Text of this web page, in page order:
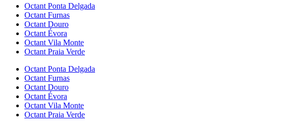
Octant Ponta Delgada
Octant Furnas
Octant Douro
Octant Évora
Octant Vila Monte
Octant Praia Verde
Octant Ponta Delgada
Octant Furnas
Octant Douro
Octant Évora
Octant Vila Monte
Octant Praia Verde